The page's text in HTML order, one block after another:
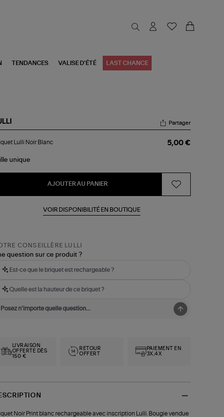
TENDANCES VALISE D'ÉTÉ LAST CHANCE
Partager
Lulli Noir Blanc 5,00 €
unique
AJOUTER AU PANIER
VOIR DISPONIBILITÉ EN BOUTIQUE
CONSEILLÈRE LULLI
question sur ce produit ?
Est-ce que le briquet est rechargeable ?
Quelle est la hauteur de ce briquet ?
LIVRAISON
OFFERTE DÈS
150 €
RETOUR
OFFERT
PAIEMENT EN
3X,4X
Noir Print blanc rechargeable avec inscription Lulli. Bougie vendue